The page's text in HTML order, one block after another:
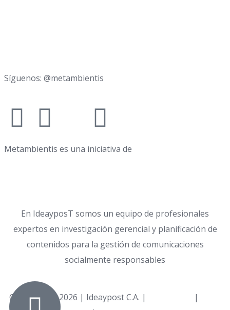
Síguenos: @metambientis
Metambientis es una iniciativa de
En IdeayposT somos un equipo de profesionales
expertos en investigación gerencial y planificación de
contenidos para la gestión de comunicaciones
socialmente responsables
Copyright © 2026 | Ideaypost C.A. |
|